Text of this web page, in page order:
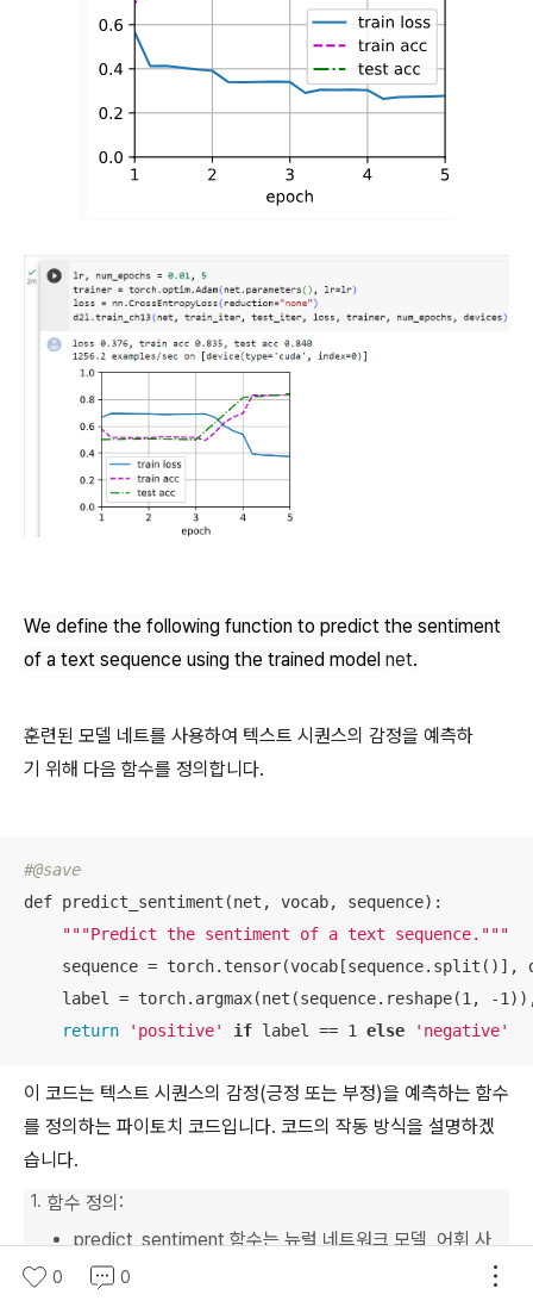
We define the following function to predict the sentiment
of a text sequence using the trained model net.
훈련된 모델 네트를 사용하여 텍스트 시퀀스의 감정을 예측하
기 위해 다음 함수를 정의합니다.
#@save
def predict_sentiment(net, vocab, sequence):
"""Predict the sentiment of a text sequence."""
sequence = torch.tensor(vocab[sequence.split()],
label = torch.argmax(net(sequence.reshape(1, -
return
'positive' if label == 1 else 'negative'
이 코드는 텍스트 시퀀스의 감정(긍정 또는 부정)을 예측하는 함수
를 정의하는 파이토치 코드입니다. 코드의 작동 방식을 설명하겠
습니다.
함수 정의:
predict_sentiment 함수는 뉴럴 네트워크 모델, 어휘 사
전, 텍스트 시퀀스를 입력으로 받아 감정을 예측하는 역할
0 0